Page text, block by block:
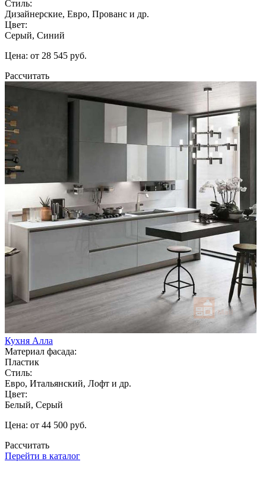
Стиль:
Дизайнерские, Евро, Прованс и др.
Цвет:
Серый, Синий
Цена: от 28 545 руб.
Рассчитать
Кухня Алла
Материал фасада:
Пластик
Стиль:
Евро, Итальянский, Лофт и др.
Цвет:
Белый, Серый
Цена: от 44 500 руб.
Рассчитать
Перейти в каталог